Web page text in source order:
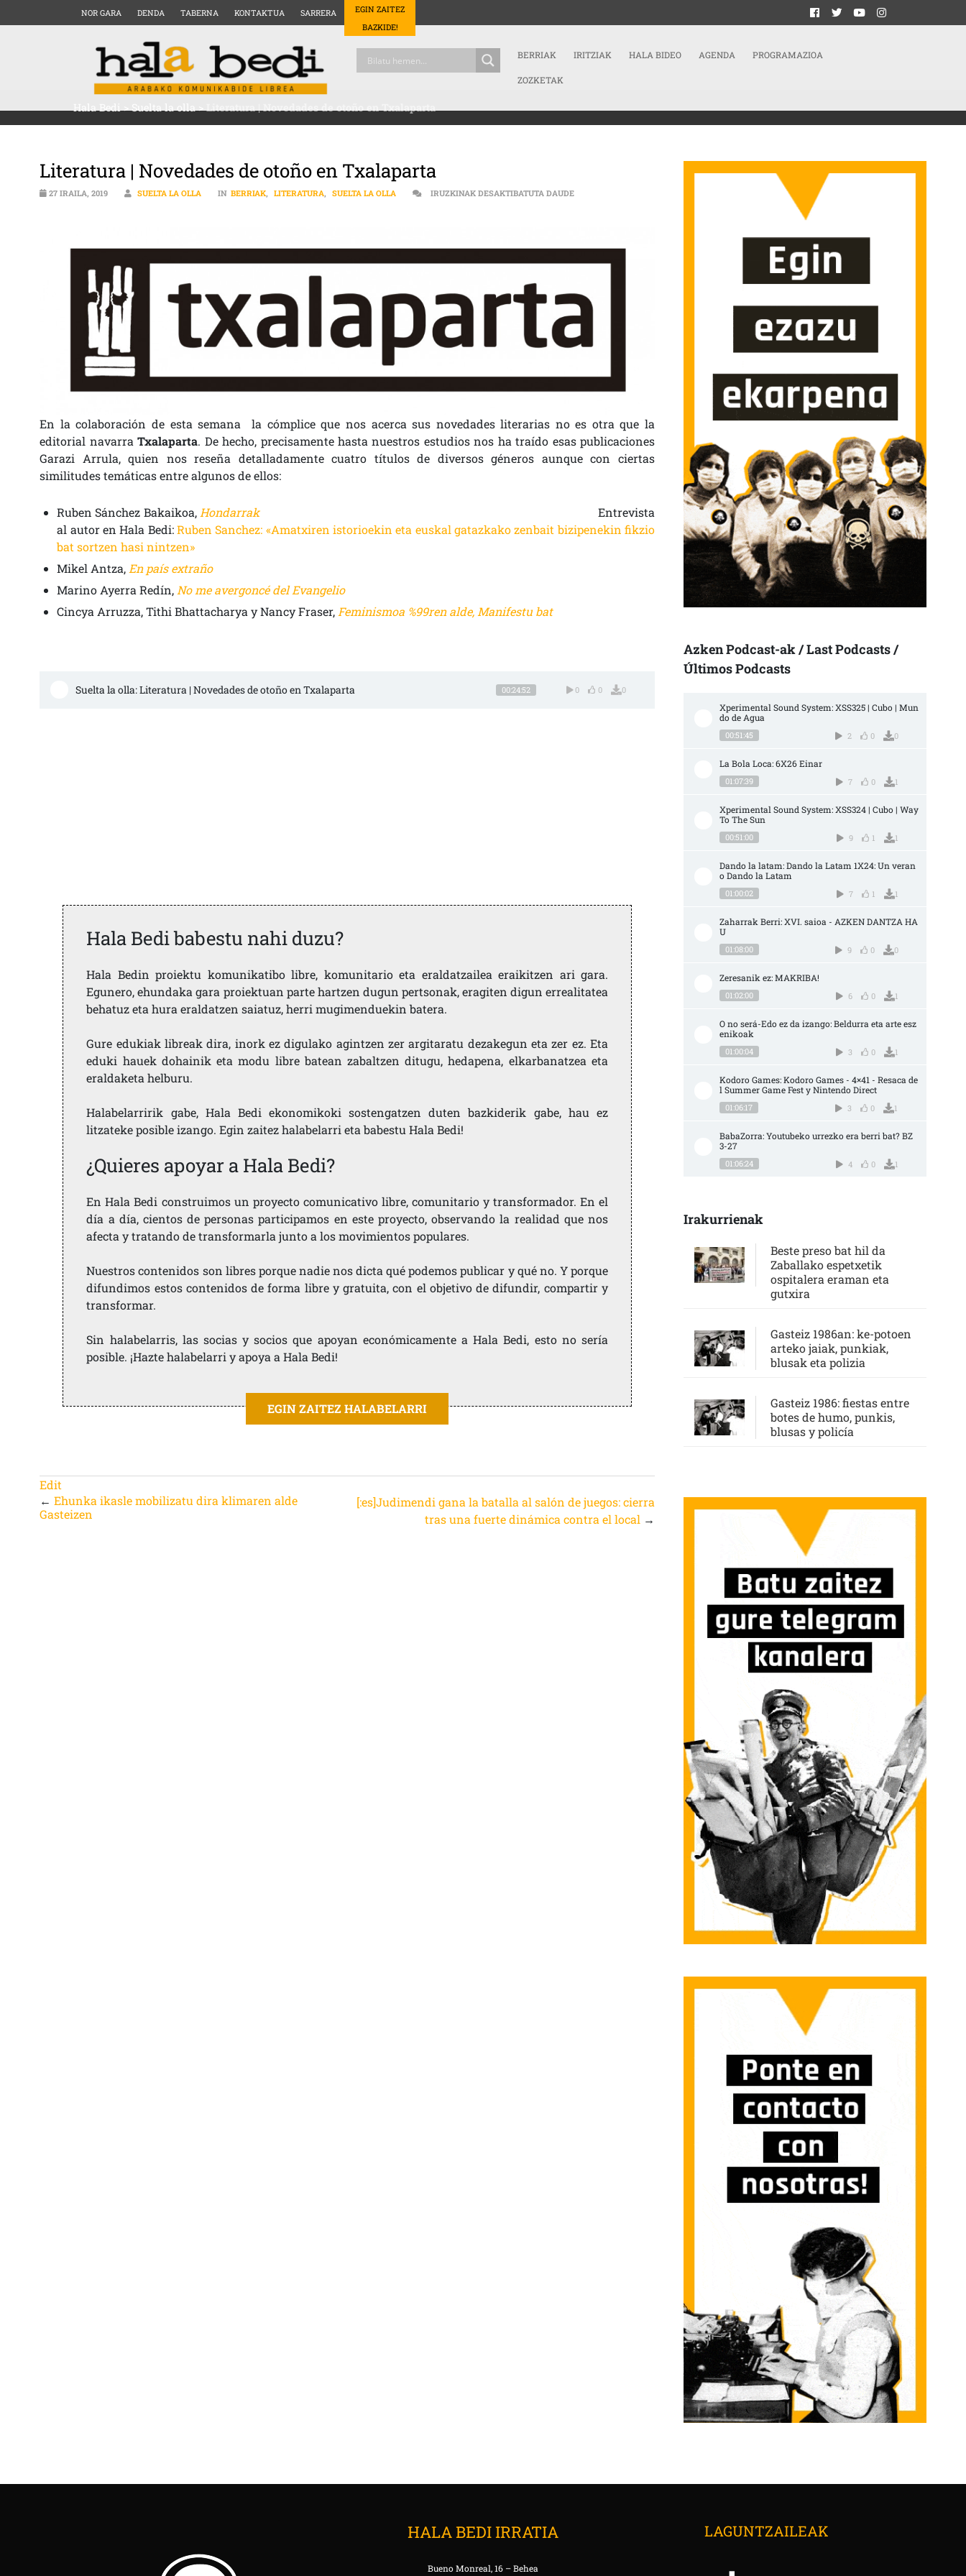
NOR GARA DENDA TABERNA KONTAKTUA SARRERA
EGIN ZAITEZ
BAZKIDE!
BERRIAK IRITZIAK HALA BIDEO AGENDA PROGRAMAZIOA
ZOZKETAK
Hala Bedi>Suelta la olla>Literatura | Novedades de otoño en Txalaparta
Literatura | Novedades de otoño en Txalaparta
27 IRAILA, 2019 SUELTA LA OLLA IN BERRIAK, LITERATURA, SUELTA LA OLLA IRUZKINAK DESAKTIBATUTA DAUDELITERATURA | NOVEDADES DE OTOÑO EN TXALAPARTA SARRERAN
En la colaboración de esta semana la cómplice que nos acerca sus novedades literarias no es otra que la
editorial navarraTxalaparta. De hecho, precisamente hasta nuestros estudios nos ha traído esas publicaciones
Garazi Arrula, quien nos reseña detalladamente cuatro títulos de diversos géneros aunque con ciertas
similitudes temáticas entre algunos de ellos:
Ruben Sánchez Bakaikoa, Hondarrak
Entrevista
al autor en Hala Bedi:Ruben Sanchez: «Amatxiren istorioekin eta euskal gatazkako zenbait bizipenekin fikzio
bat sortzen hasi nintzen»
Mikel Antza, En país extraño
Marino Ayerra Redín, No me avergoncé del Evangelio
Cincya Arruzza, Tithi Bhattacharya y Nancy Fraser, Feminismoa %99ren alde, Manifestu bat
Suelta la olla: Literatura | Novedades de otoño en Txalaparta 00:24:52 0 0 0
Hala Bedi babestu nahi duzu?
Hala Bedin proiektu komunikatibo libre, komunitario eta eraldatzailea eraikitzen ari gara.
Egunero, ehundaka gara proiektuan parte hartzen dugun pertsonak, eragiten digun errealitatea
behatuz eta hura eraldatzen saiatuz, herri mugimenduekin batera.
Gure edukiak libreak dira, inork ez digulako agintzen zer argitaratu dezakegun eta zer ez. Eta
eduki hauek dohainik eta modu libre batean zabaltzen ditugu, hedapena, elkarbanatzea eta
eraldaketa helburu.
Halabelarririk gabe, Hala Bedi ekonomikoki sostengatzen duten bazkiderik gabe, hau ez
litzateke posible izango. Egin zaitez halabelarri eta babestu Hala Bedi!
¿Quieres apoyar a Hala Bedi?
En Hala Bedi construimos un proyecto comunicativo libre, comunitario y transformador. En el
día a día, cientos de personas participamos en este proyecto, observando la realidad que nos
afecta y tratando de transformarla junto a los movimientos populares.
Nuestros contenidos son libres porque nadie nos dicta qué podemos publicar y qué no. Y porque
difundimos estos contenidos de forma libre y gratuita, con el objetivo de difundir, compartir y
transformar.
Sin halabelarris, las socias y socios que apoyan económicamente a Hala Bedi, esto no sería
posible. ¡Hazte halabelarri y apoya a Hala Bedi!
EGIN ZAITEZ HALABELARRI
Edit
←Ehunka ikasle mobilizatu dira klimaren alde
Gasteizen
[:es]Judimendi gana la batalla al salón de juegos: cierra
tras una fuerte dinámica contra el local →
Azken Podcast-ak / Last Podcasts /
Últimos Podcasts
Xperimental Sound System: XSS325 | Cubo | Mun
do de Agua
00:51:45 2 0 0
La Bola Loca: 6X26 Einar
01:07:39 7 0 1
Xperimental Sound System: XSS324 | Cubo | Way
To The Sun
00:51:00 9 1 1
Dando la latam: Dando la Latam 1X24: Un veran
o Dando la Latam
01:00:02 7 1 1
Zaharrak Berri: XVI. saioa - AZKEN DANTZA HA
U
01:08:00 9 0 0
Zeresanik ez: MAKRIBA!
01:02:00 6 0 1
O no será-Edo ez da izango: Beldurra eta arte esz
enikoak
01:00:04 3 0 1
Kodoro Games: Kodoro Games - 4×41 - Resaca de
l Summer Game Fest y Nintendo Direct
01:06:17 3 0 1
BabaZorra: Youtubeko urrezko era berri bat? BZ
3-27
01:06:24 4 0 1
Irakurrienak
Beste preso bat hil da
Zaballako espetxetik
ospitalera eraman eta
gutxira
Gasteiz 1986an: ke-potoen
arteko jaiak, punkiak,
blusak eta polizia
Gasteiz 1986: fiestas entre
botes de humo, punkis,
blusas y policía
HALA BEDI IRRATIA
Bueno Monreal, 16 – Behea
LAGUNTZAILEAK